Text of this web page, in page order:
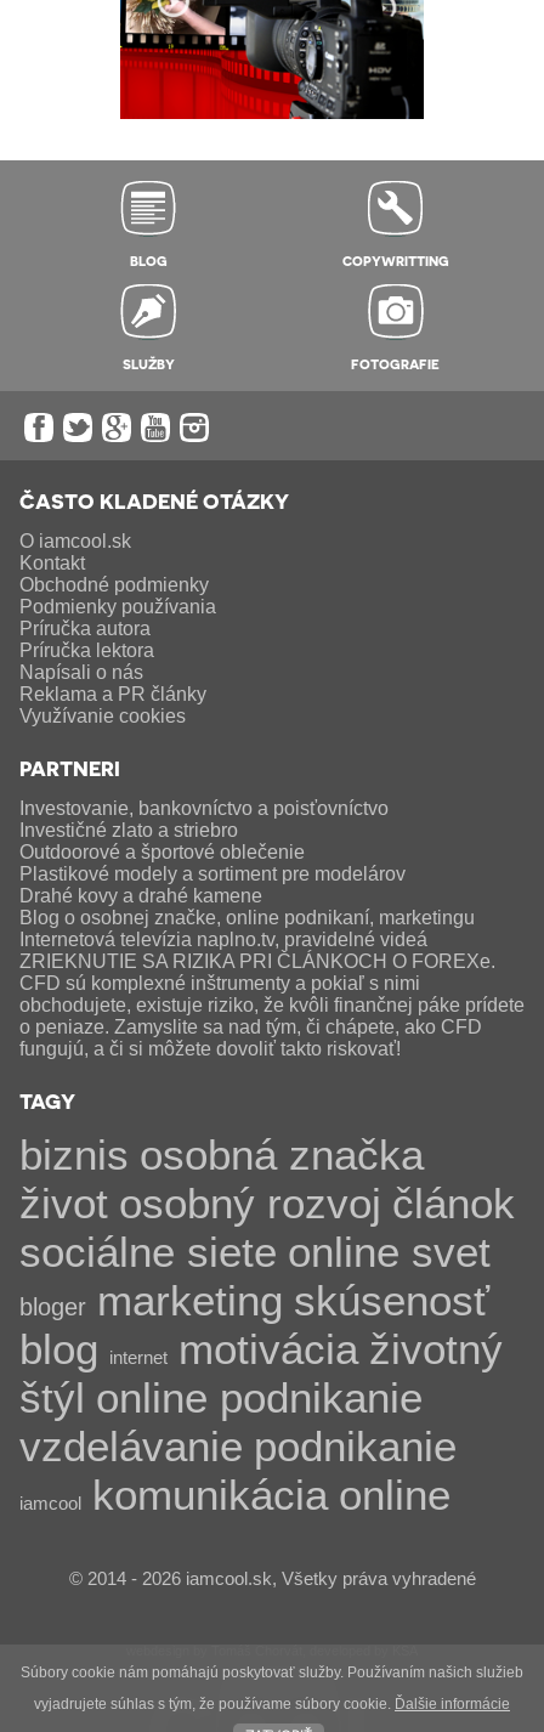
BLOG COPYWRITTING
SLUŽBY FOTOGRAFIE
ČASTO KLADENÉ OTÁZKY
O iamcool.sk
Kontakt
Obchodné podmienky
Podmienky používania
Príručka autora
Príručka lektora
Napísali o nás
Reklama a PR články
Využívanie cookies
PARTNERI
Investovanie, bankovníctvo a poisťovníctvo
Investičné zlato a striebro
Outdoorové a športové oblečenie
Plastikové modely a sortiment pre modelárov
Drahé kovy a drahé kamene
Blog o osobnej značke, online podnikaní, marketingu
Internetová televízia naplno.tv, pravidelné videá
ZRIEKNUTIE SA RIZIKA PRI ČLÁNKOCH O FOREXe.
CFD sú komplexné inštrumenty a pokiaľ s nimi
obchodujete, existuje riziko, že kvôli finančnej páke prídete
o peniaze. Zamyslite sa nad tým, či chápete, ako CFD
fungujú, a či si môžete dovoliť takto riskovať!
TAGY
biznis osobná značka
život osobný rozvoj článok
sociálne siete online svet
bloger marketing skúsenosť
blog
internet motivácia životný
štýl online podnikanie
vzdelávanie podnikanie
iamcool komunikácia online
© 2014 - 2026 iamcool.sk, Všetky práva vyhradené
Súbory cookie nám pomáhajú poskytovať služby. Používaním našich služieb
vyjadrujete súhlas s tým, že používame súbory cookie. Ďalšie informácie